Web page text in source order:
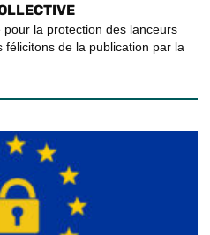
la protection des lanceurs
félicitons de la publication par la